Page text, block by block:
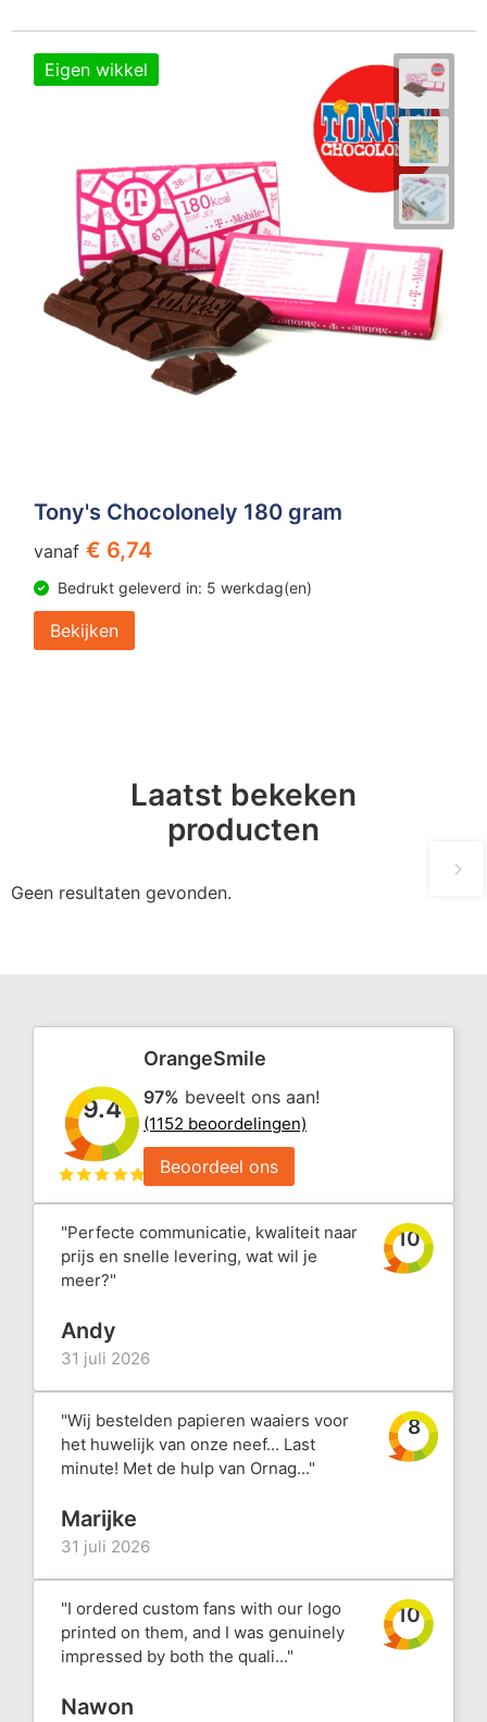
Eigen wikkel
Tony's Chocolonely 180 gram
vanaf € 6,74
Bedrukt geleverd in: 5 werkdag(en)
Bekijken
Laatst bekeken
producten
Geen resultaten gevonden.
9.4
OrangeSmile
97% beveelt ons aan!
(1152 beoordelingen)
Beoordeel ons
"Perfecte communicatie, kwaliteit naar
prijs en snelle levering, wat wil je
meer?"
10
Andy
31 juli 2026
"Wij bestelden papieren waaiers voor
het huwelijk van onze neef... Last
minute! Met de hulp van Ornag..."
8
Marijke
31 juli 2026
"I ordered custom fans with our logo
printed on them, and I was genuinely
impressed by both the quali..."
10
Nawon